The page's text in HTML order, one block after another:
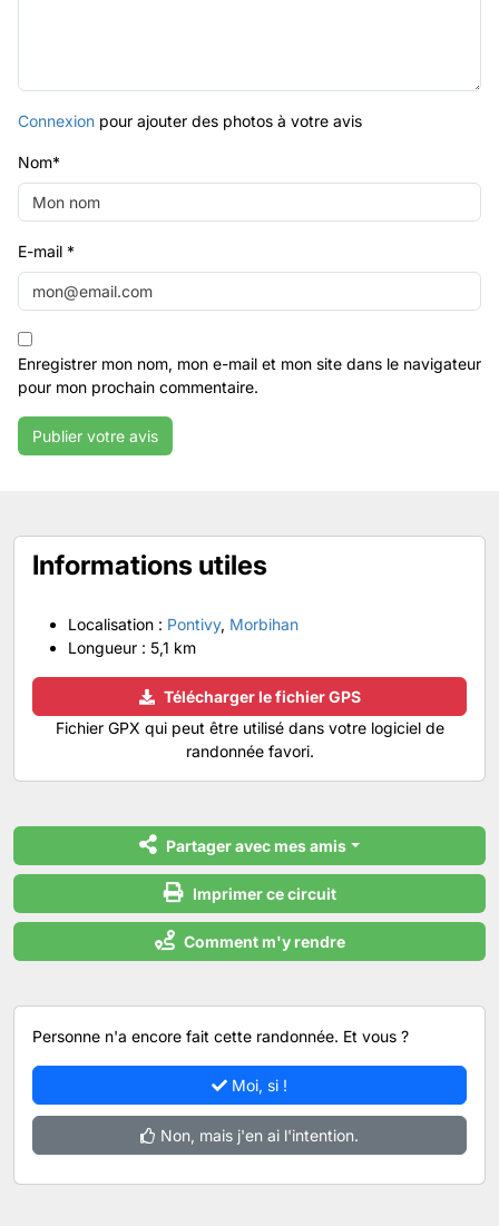
Connexion pour ajouter des photos à votre avis
Nom*
E-mail *
Enregistrer mon nom, mon e-mail et mon site dans le navigateur
pour mon prochain commentaire.
Informations utiles
Localisation : Pontivy, Morbihan
Longueur : 5,1 km
Télécharger le fichier GPS
Fichier GPX qui peut être utilisé dans votre logiciel de
randonnée favori.
Partager avec mes amis
Imprimer ce circuit
Comment m'y rendre
Personne n'a encore fait cette randonnée. Et vous ?
Moi, si !
Non, mais j'en ai l'intention.